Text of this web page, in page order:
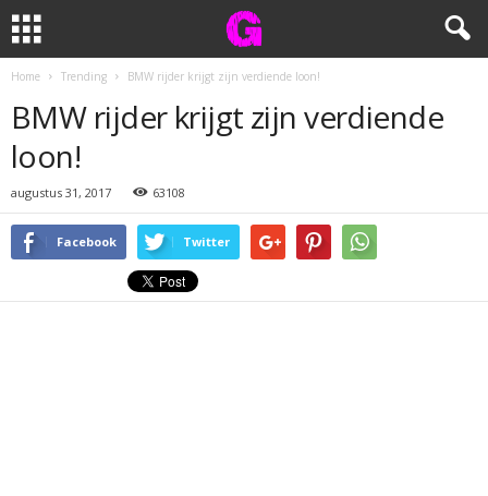
Home Trending BMW rijder krijgt zijn verdiende loon!
BMW rijder krijgt zijn verdiende
loon!
augustus 31, 2017 63108
Facebook Twitter